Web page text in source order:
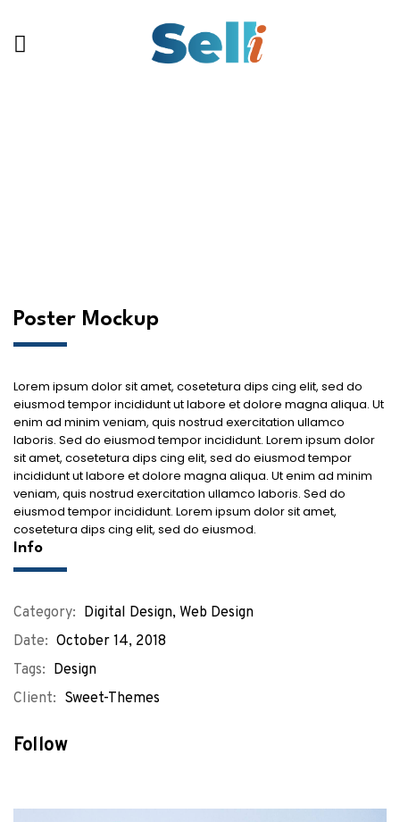
Poster Mockup
Lorem ipsum dolor sit amet, cosetetura dips cing elit, sed do
eiusmod tempor incididunt ut labore et dolore magna aliqua. Ut
enim ad minim veniam, quis nostrud exercitation ullamco
laboris. Sed do eiusmod tempor incididunt. Lorem ipsum dolor
sit amet, cosetetura dips cing elit, sed do eiusmod tempor
incididunt ut labore et dolore magna aliqua. Ut enim ad minim
veniam, quis nostrud exercitation ullamco laboris. Sed do
eiusmod tempor incididunt. Lorem ipsum dolor sit amet,
cosetetura dips cing elit, sed do eiusmod.
Info
Category: Digital Design, Web Design
Date: October 14, 2018
Tags: Design
Client: Sweet-Themes
Follow